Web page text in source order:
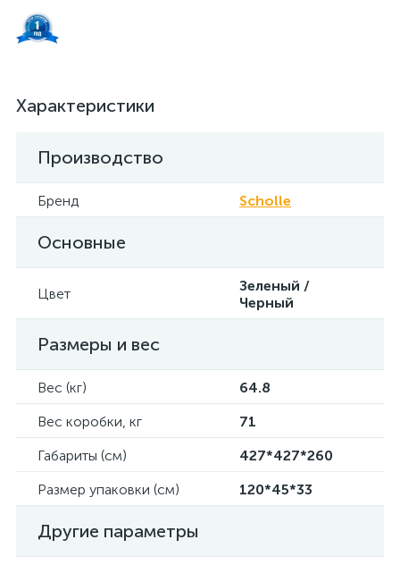
Характеристики
Производство
Бренд Scholle
Основные
Цвет
Зеленый /
Черный
Размеры и вес
Вес (кг)
64.8
Вес коробки, кг
71
Габариты (см)
427*427*260
Размер упаковки (см)
120*45*33
Другие параметры